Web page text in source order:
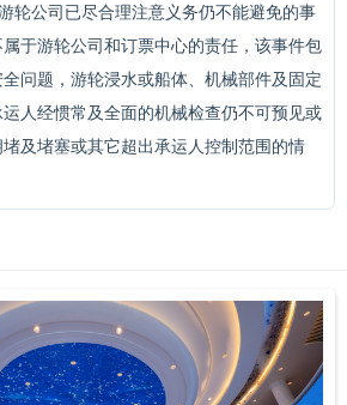
轮公司已尽合理注意义务仍不能避免的事
于游轮公司和订票中心的责任，该事件包
问题，游轮浸水或船体、机械部件及固定
人经惯常及全面的机械检查仍不可预见或
及堵塞或其它超出承运人控制范围的情